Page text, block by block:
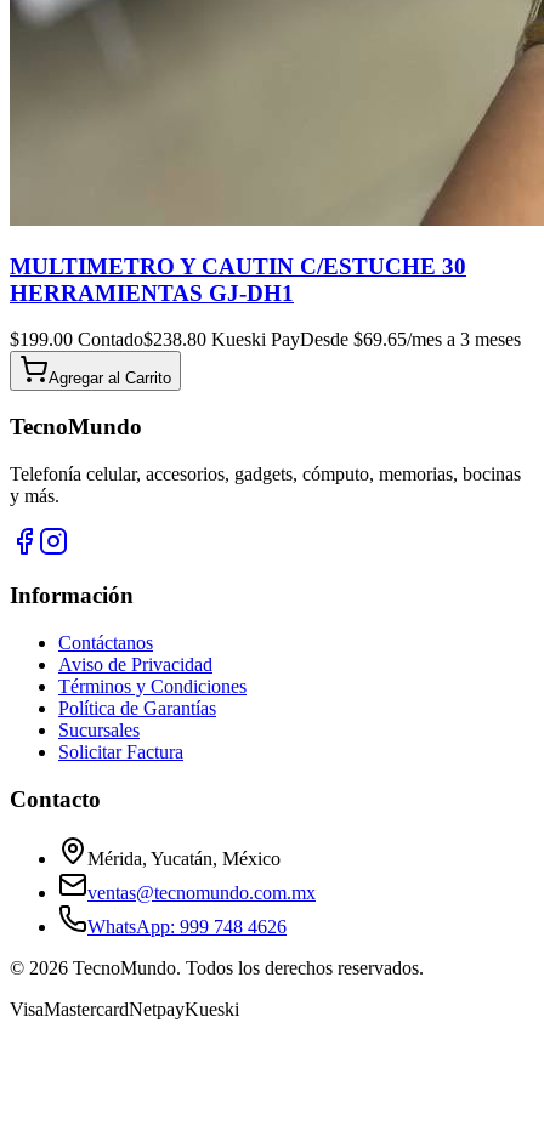
MULTIMETRO Y CAUTIN C/ESTUCHE 30
HERRAMIENTAS GJ-DH1
$199.00 Contado$238.80 Kueski PayDesde $69.65/mes a 3 meses
Agregar al Carrito
TecnoMundo
Telefonía celular, accesorios, gadgets, cómputo, memorias, bocinas
y más.
Información
Contáctanos
Aviso de Privacidad
Términos y Condiciones
Política de Garantías
Sucursales
Solicitar Factura
Contacto
Mérida, Yucatán, México
ventas@tecnomundo.com.mx
WhatsApp: 999 748 4626
© 2026 TecnoMundo. Todos los derechos reservados.
VisaMastercardNetpayKueski